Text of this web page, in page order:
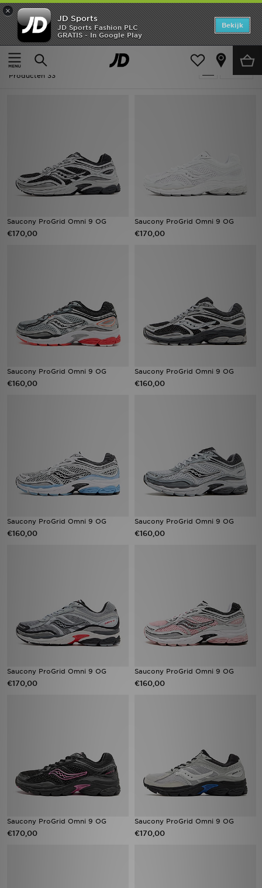
×
JD Sports
JD Sports Fashion PLC
GRATIS - In Google Play
Bekijk
Thuis
Heren
Heren - Saucony
Producten 33
Saucony ProGrid Omni 9 OG
€170,00
Saucony ProGrid Omni 9 OG
€170,00
Saucony ProGrid Omni 9 OG
€160,00
Saucony ProGrid Omni 9 OG
€160,00
Saucony ProGrid Omni 9 OG
€160,00
Saucony ProGrid Omni 9 OG
€160,00
Saucony ProGrid Omni 9 OG
€170,00
Saucony ProGrid Omni 9 OG
€160,00
Saucony ProGrid Omni 9 OG
€170,00
Saucony ProGrid Omni 9 OG
€170,00
Home
Offers
New In
Collecties
Sports
Bestelling traceren
Mijn JD
Klantenservice